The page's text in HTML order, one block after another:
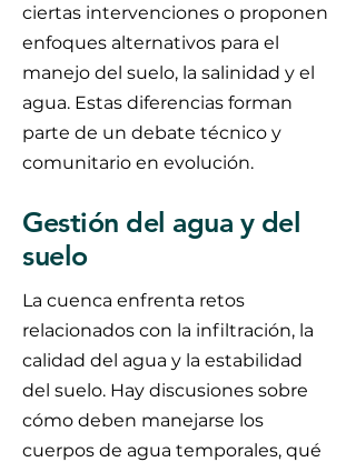
ciertas intervenciones o proponen
enfoques alternativos para el
manejo del suelo, la salinidad y el
agua. Estas diferencias forman
parte de un debate técnico y
comunitario en evolución.
Gestión del agua y del
suelo
La cuenca enfrenta retos
relacionados con la infiltración, la
calidad del agua y la estabilidad
del suelo. Hay discusiones sobre
cómo deben manejarse los
cuerpos de agua temporales, qué